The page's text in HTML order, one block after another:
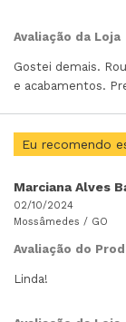
Avaliação da Loja
Gostei demais.
e acabamentos.
Eu recomendo
Marciana Alves
02/10/2024
Mossâmedes / GO
Avaliação do
Linda!